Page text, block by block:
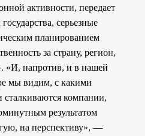
активности, передает
серьезные
планированием
за страну, регион,
«И, напротив, и в нашей
мы видим, с какими
компании,
результатом
на перспективу», —